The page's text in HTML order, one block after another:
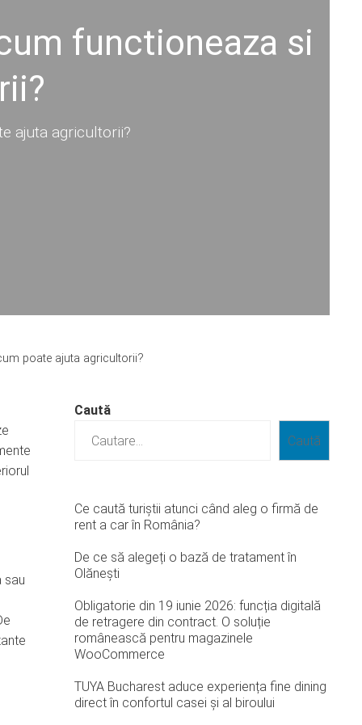
functioneaza si
ajuta agricultorii?
poate ajuta agricultorii?
sau
Caută
Caută
Ce caută turiștii atunci când aleg o firmă de
rent a car în România?
De ce să alegeți o bază de tratament în
Olănești
Obligatorie din 19 iunie 2026: funcția digitală
de retragere din contract. O soluție
românească pentru magazinele
WooCommerce
TUYA Bucharest aduce experiența fine dining
direct în confortul casei și al biroului